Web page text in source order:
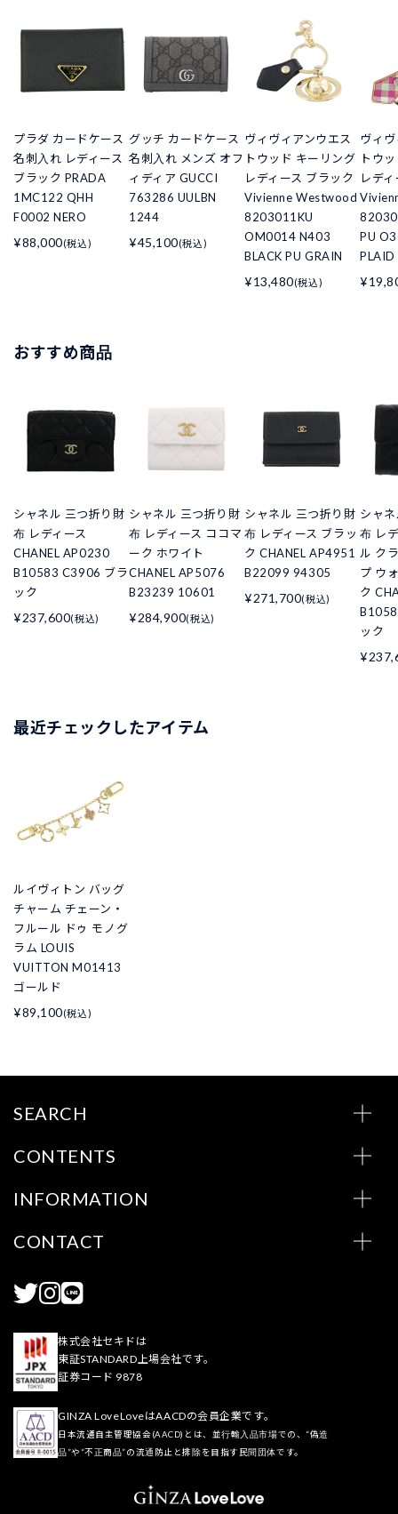
プラダ カードケース
名刺入れ レディース
ブラック PRADA
1MC122 QHH
F0002 NERO
¥88,000(税込)
グッチ カードケース
名刺入れ メンズ オフ
ィディア GUCCI
763286 UULBN
1244
¥45,100(税込)
ヴィヴィアンウエス
トウッド キーリング
レディース ブラック
Vivienne Westwood
8203011KU
OM0014 N403
BLACK PU GRAIN
¥13,480(税込)
ヴィ
トウ
レデ
PU
PLAID
おすすめ商品
シャネル 三つ折り財
布 レディース
CHANEL AP0230
B10583 C3906 ブラ
ック
¥237,600(税込)
シャネル 三つ折り財
布 レディース ココマ
ーク ホワイト
CHANEL AP5076
B23239 10601
¥284,900(税込)
シャネル 三つ折り財
布 レディース ブラッ
ク CHANEL AP4951
B22099 94305
¥271,700(税込)
シャ
布 レ
ル ク
プ ウ
ク
ック
最近チェックしたアイテム
ルイヴィトン バッグ
チャーム チェーン・
フルール ドゥ モノグ
ラム LOUIS
VUITTON M01413
ゴールド
¥89,100(税込)
SEARCH
CONTENTS
INFORMATION
CONTACT
株式会社セキドは
東証STANDARD上場会社です。
証券コード 9878
GINZA LoveLoveはAACDの会員企業です。
日本流通自主管理協会(AACD)とは、並行輸入品市場での、“偽造
品”や“不正商品”の流通防止と排除を目指す民間団体です。